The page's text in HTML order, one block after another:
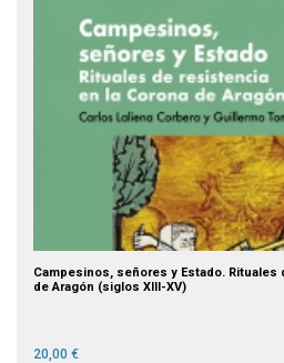
Campesinos, señores y Estado.
de Aragón (siglos XIII-XV)
20,00 €